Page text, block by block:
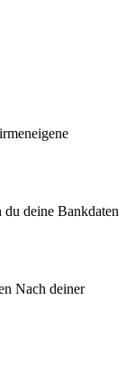
deine Bankdaten
Nach deiner